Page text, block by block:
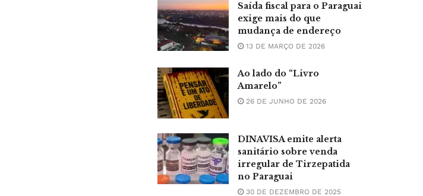
Saída fiscal para o Paraguai
exige mais do que
mudança de endereço
13 DE MARÇO DE 2026
Ao lado do “Livro
Amarelo”
26 DE JUNHO DE 2026
DINAVISA emite alerta
sanitário sobre venda
irregular de Tirzepatida
no Paraguai
30 DE DEZEMBRO DE 2025